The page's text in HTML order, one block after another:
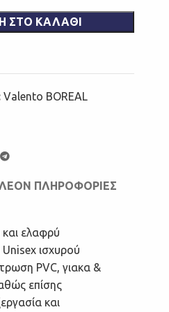
ΣΤΟ ΚΑΛΆΘΙ
Valento BOREAL
ΠΛΗΡΟΦΟΡΊΕΣ
ελαφρύ
Unisex ισχυρού
PVC, γιακα &
επίσης
και